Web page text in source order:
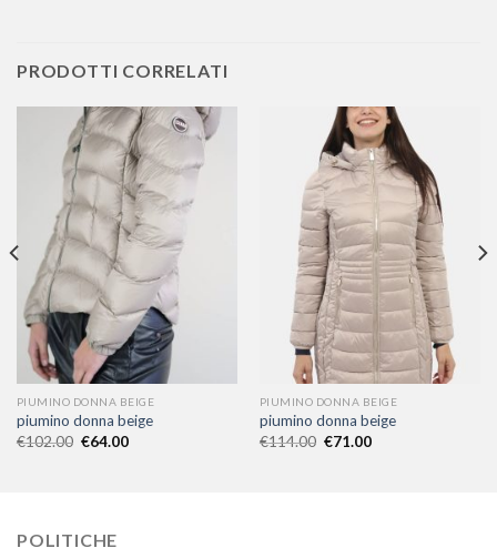
PRODOTTI CORRELATI
PIUMINO DONNA BEIGE
piumino donna beige
€102.00 €64.00
PIUMINO DONNA BEIGE
piumino donna beige
€114.00 €71.00
POLITICHE